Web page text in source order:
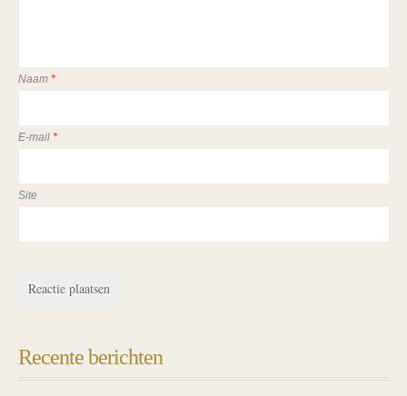
Naam *
E-mail *
Site
Recente berichten